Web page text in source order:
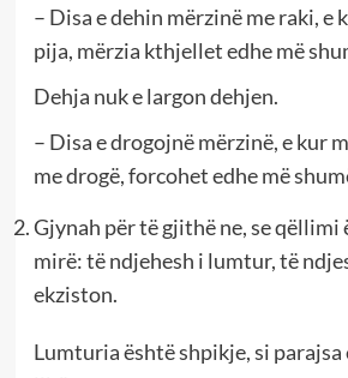
– Disa e dehin mërzinë me raki, e
pija, mërzia kthjellet edhe më
Dehja nuk e largon dehjen.
– Disa e drogojnë mërzinë, e kur
me drogë, forcohet edhe më
Gjynah për të gjithë ne, se qëllimi
mirë: të ndjehesh i lumtur, të
ekziston.
Lumturia është shpikje, si parajsa